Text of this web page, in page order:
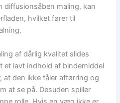
diffusionsåben maling, kan
hvilket fører til
af dårlig kvalitet slides
et lavt indhold af bindemiddel
at den ikke tåler aftørring og
at se på. Desuden spiller